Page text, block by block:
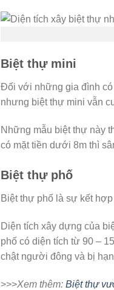
Biệt thự mini
Đối với những gia đình có
nhưng biệt thự mini vẫn
Những mẫu biệt thự này
có mặt tiền dưới 8m thì
Biệt thự phố
Biệt thự phố là sự kết
Diện tích xây dựng của
phố có diện tích từ 90 –
chật người đông và bị
>>>Xem thêm: Biệt thự